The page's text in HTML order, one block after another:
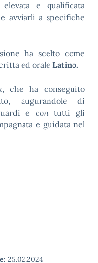
e qualificata
avviarli a specifiche
ha scelto come
ed orale Latino.
, che ha conseguito
augurandole di
e contutti gli
e guidata nel
25.02.2024